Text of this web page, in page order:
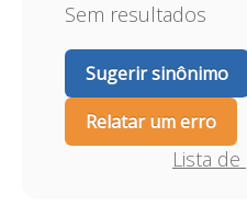
Sem resultados
Sugerir sinônimo
Relatar um erro
Lista